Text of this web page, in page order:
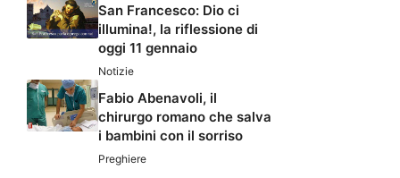
San Francesco: Dio ci
illumina!, la riflessione di
oggi 11 gennaio
Notizie
Fabio Abenavoli, il
chirurgo romano che salva
i bambini con il sorriso
Preghiere